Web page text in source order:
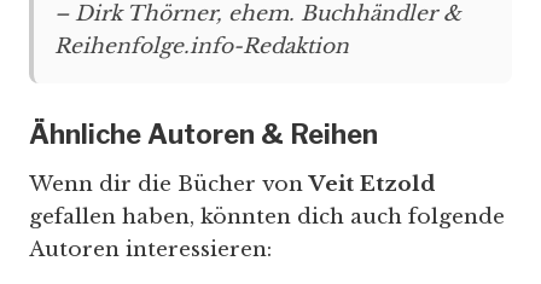
– Dirk Thörner, ehem. Buchhändler &
Reihenfolge.info-Redaktion
Ähnliche Autoren & Reihen
Wenn dir die Bücher vonVeit Etzold
gefallen haben, könnten dich auch folgende
Autoren interessieren: